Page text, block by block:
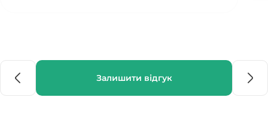
Залишити відгук